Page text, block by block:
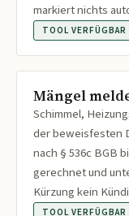
markiert nichts
TOOL VERFÜGBAR
Mängel
Schimmel,
der beweisfesten
nach § 536c BGB
gerechnet und
Kürzung kein
TOOL VERFÜGBAR